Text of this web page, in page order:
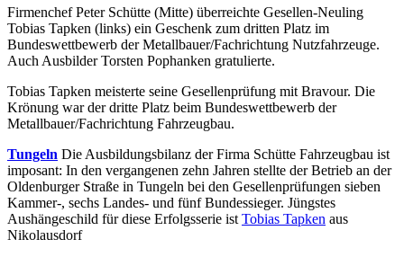
den
grünen
Berufen“
Firmenchef Peter Schütte (Mitte) überreichte Gesellen-Neuling
Tobias Tapken (links) ein Geschenk zum dritten Platz im
Bundeswettbewerb der Metallbauer/Fachrichtung Nutzfahrzeuge.
Auch Ausbilder Torsten Pophanken gratulierte.
Tobias Tapken meisterte seine Gesellenprüfung mit Bravour. Die
Krönung war der dritte Platz beim Bundeswettbewerb der
Metallbauer/Fachrichtung Fahrzeugbau.
Tungeln Die Ausbildungsbilanz der Firma Schütte Fahrzeugbau ist
imposant: In den vergangenen zehn Jahren stellte der Betrieb an der
Oldenburger Straße in Tungeln bei den Gesellenprüfungen sieben
Kammer-, sechs Landes- und fünf Bundessieger. Jüngstes
Aushängeschild für diese Erfolgsserie ist Tobias Tapken aus
Nikolausdorf